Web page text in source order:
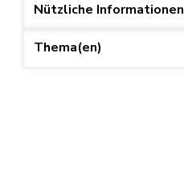
Nützliche Informationen
Thema(en)